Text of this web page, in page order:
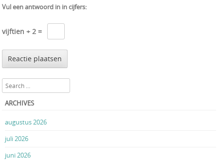
Vul een antwoord in in cijfers:
vijftien + 2 =
Search
ARCHIVES
augustus 2026
juli 2026
juni 2026